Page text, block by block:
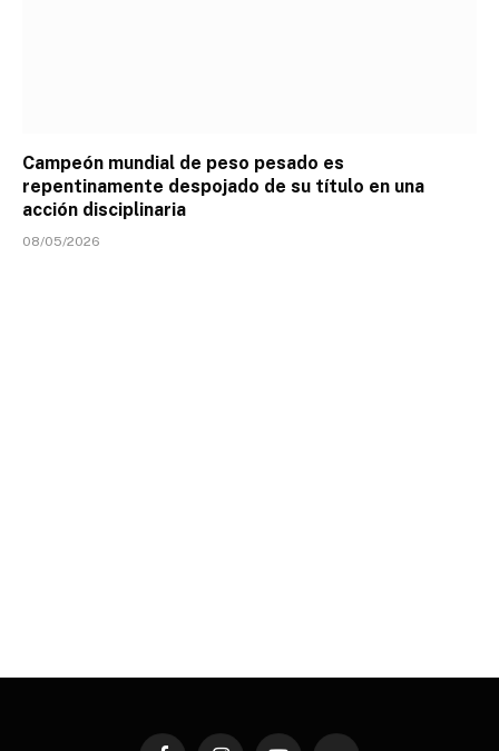
Campeón mundial de peso pesado es
repentinamente despojado de su título en una
acción disciplinaria
08/05/2026